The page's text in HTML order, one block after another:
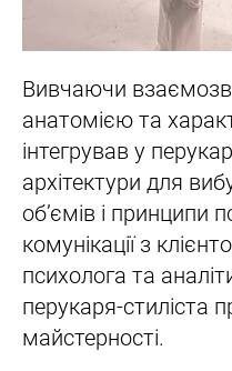
Вивчаючи
анатомією та
інтегрував у
архітектури для
об’ємів і принципи
комунікації з
психолога та
перукаря-стиліста
майстерності.